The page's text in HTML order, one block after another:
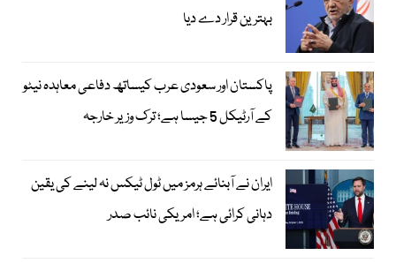
بہترین قرار دے دیا
پاکستان اور سعودی عرب کیساتھ دفاعی معاہدہ نیٹو
کے آرٹیکل 5 جیسا ہے؛ ترک وزیر خارجہ
ایران نے آبنائے ہرمز میں ٹول ٹیکس نہ لینے کی یقین
دہانی کرائی ہے؛ امریکی نائب صدر